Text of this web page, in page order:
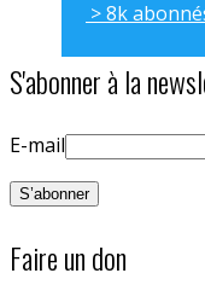
> 8k
S'abonner à la
E-mail
Faire un don